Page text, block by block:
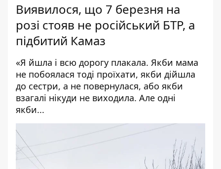
Виявилося, що 7 березня на
розі стояв не російський БТР, а
підбитий Камаз
«Я йшла і всю дорогу плакала. Якби мама
не побоялася тоді проїхати, якби дійшла
до сестри, а не повернулася, або якби
взагалі нікуди не виходила. Але одні
якби...